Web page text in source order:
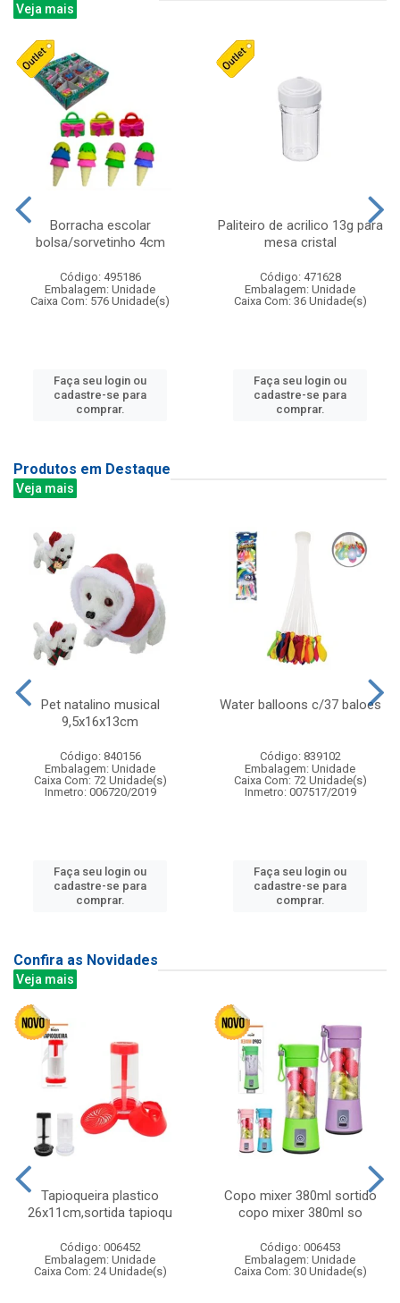
Veja mais
Borracha escolar
bolsa/sorvetinho 4cm
Código: 495186
Embalagem: Unidade
Caixa Com: 576 Unidade(s)
Faça seu login ou
cadastre-se para
comprar.
Paliteiro de acrilico 13g para
mesa cristal
Código: 471628
Embalagem: Unidade
Caixa Com: 36 Unidade(s)
Faça seu login ou
cadastre-se para
comprar.
Produtos em Destaque
Veja mais
Pet natalino musical
9,5x16x13cm
Código: 840156
Embalagem: Unidade
Caixa Com: 72 Unidade(s)
Inmetro: 006720/2019
Faça seu login ou
cadastre-se para
comprar.
Water balloons c/37 baloes
Código: 839102
Embalagem: Unidade
Caixa Com: 72 Unidade(s)
Inmetro: 007517/2019
Faça seu login ou
cadastre-se para
comprar.
Confira as Novidades
Veja mais
Tapioqueira plastico
26x11cm,sortida tapioqu
Código: 006452
Embalagem: Unidade
Caixa Com: 24 Unidade(s)
Copo mixer 380ml sortido
copo mixer 380ml so
Código: 006453
Embalagem: Unidade
Caixa Com: 30 Unidade(s)